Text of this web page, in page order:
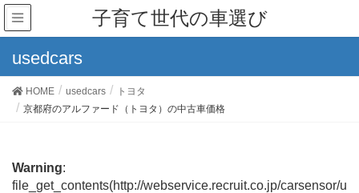
子育て世代の車選び
usedcars
HOME usedcars
トヨタ
京都府のアルファード（トヨタ）の中古車価格
Warning:
file_get_contents(http://webservice.recruit.co.jp/carsensor/u